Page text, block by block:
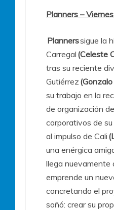
Planners –
Plannerssigue la
Carregal (Celeste
tras su reciente
Gutiérrez
su trabajo en la
de organización
corporativos de
al impulso de Cali
una enérgica
llega nuevamente
emprende un
concretando el
soñó: crear su